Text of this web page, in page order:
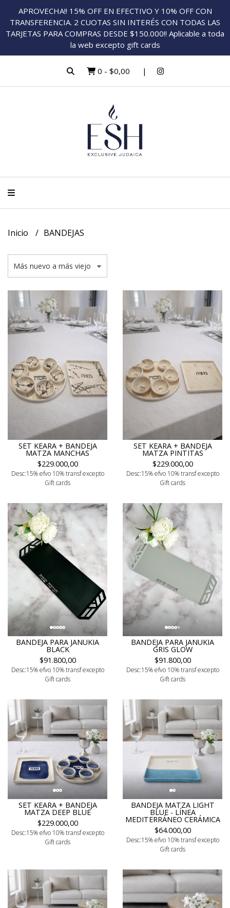
APROVECHA!! 15% OFF EN EFECTIVO Y 10% OFF CON
TRANSFERENCIA. 2 CUOTAS SIN INTERÉS CON TODAS LAS
TARJETAS PARA COMPRAS DESDE $150.000!! Aplicable a toda
la web excepto gift cards
0 - $0,00
Inicio BANDEJAS
SET KEARA + BANDEJA
MATZA MANCHAS
$229.000,00
Desc:15% efvo 10% transf excepto
Gift cards
SET KEARA + BANDEJA
MATZA PINTITAS
$229.000,00
Desc:15% efvo 10% transf excepto
Gift cards
BANDEJA PARA JANUKIA
BLACK
$91.800,00
Desc:15% efvo 10% transf excepto
Gift cards
BANDEJA PARA JANUKIA
GRIS GLOW
$91.800,00
Desc:15% efvo 10% transf excepto
Gift cards
SET KEARA + BANDEJA
MATZA DEEP BLUE
$229.000,00
Desc:15% efvo 10% transf excepto
Gift cards
BANDEJA MATZA LIGHT
BLUE - LÍNEA
MEDITERRÁNEO CERÁMICA
$64.000,00
Desc:15% efvo 10% transf excepto
Gift cards